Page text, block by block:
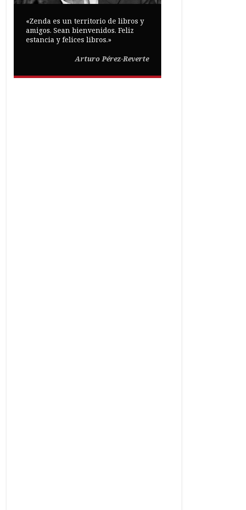
«Zenda es un territorio de libros y
amigos. Sean bienvenidos. Feliz
estancia y felices libros.»
Arturo Pérez-Reverte